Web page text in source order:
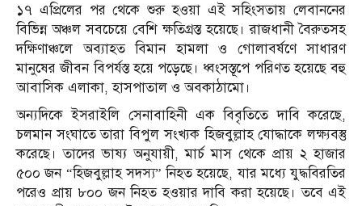
১৭ এপ্রিলের পর থেকে শুরু হওয়া এই সহিংসতায় লেবাননের
বিভিন্ন অঞ্চল সবচেয়ে বেশি ক্ষতিগ্রস্ত হয়েছে। রাজধানী বৈরুতসহ
দক্ষিণাঞ্চলে অব্যাহত বিমান হামলা ও গোলাবর্ষণে সাধারণ
মানুষের জীবন বিপর্যস্ত হয়ে পড়েছে। ধ্বংসস্তূপে পরিণত হয়েছে বহু
আবাসিক এলাকা, হাসপাতাল ও অবকাঠামো।
অন্যদিকে ইসরাইলি সেনাবাহিনী এক বিবৃতিতে দাবি করেছে,
চলমান সংঘাতে তারা বিপুল সংখ্যক হিজবুল্লাহ যোদ্ধাকে লক্ষ্যবস্তু
করেছে। তাদের ভাষ্য অনুযায়ী, মার্চ মাস থেকে প্রায় ২ হাজার
৫০০ জন “হিজবুল্লাহ সদস্য” নিহত হয়েছে, যার মধ্যে যুদ্ধবিরতির
পরেও প্রায় ৮০০ জন নিহত হওয়ার দাবি করা হয়েছে। তবে এই